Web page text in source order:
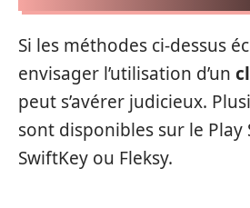
Si les méthodes ci-dessus
envisager l’utilisation d’un
peut s’avérer judicieux.
sont disponibles sur le Play
SwiftKey ou Fleksy.